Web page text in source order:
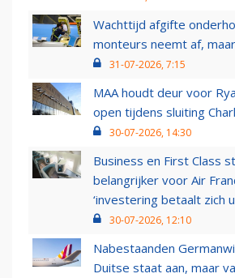
Wachttijd afgifte
monteurs neemt af,
31-07-2026, 7:15
MAA houdt deur voor
open tijdens sluiting
30-07-2026, 14:30
Business en First Class
belangrijker voor Air
‘investering betaalt zich
30-07-2026, 12:10
Nabestaanden
Duitse staat aan, maar